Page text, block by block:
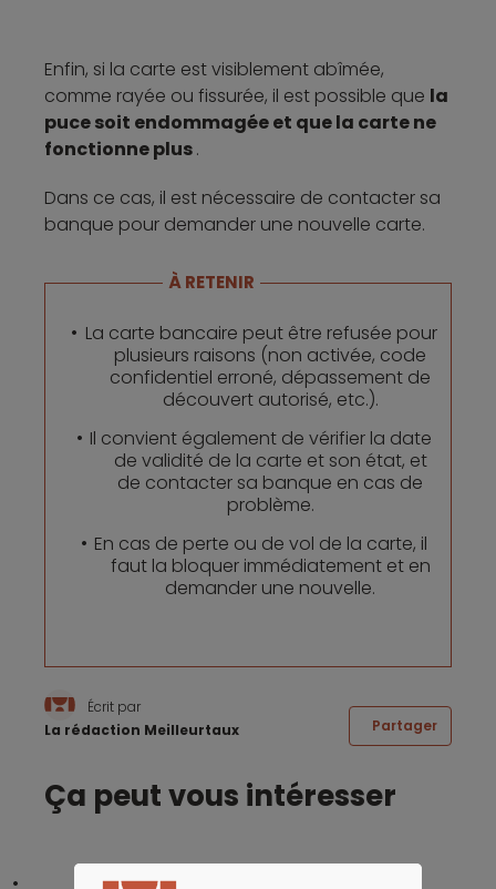
Enfin, si la carte est visiblement abîmée,
comme rayée ou fissurée, il est possible que la
puce soit endommagée et que la carte ne
fonctionne plus.
Dans ce cas, il est nécessaire de contacter sa
banque pour demander une nouvelle carte.
À RETENIR
La carte bancaire peut être refusée pour
plusieurs raisons (non activée, code
confidentiel erroné, dépassement de
découvert autorisé, etc.).
Il convient également de vérifier la date
de validité de la carte et son état, et
de contacter sa banque en cas de
problème.
En cas de perte ou de vol de la carte, il
faut la bloquer immédiatement et en
demander une nouvelle.
Écrit par
La rédaction Meilleurtaux
Partager
Ça peut vous intéresser